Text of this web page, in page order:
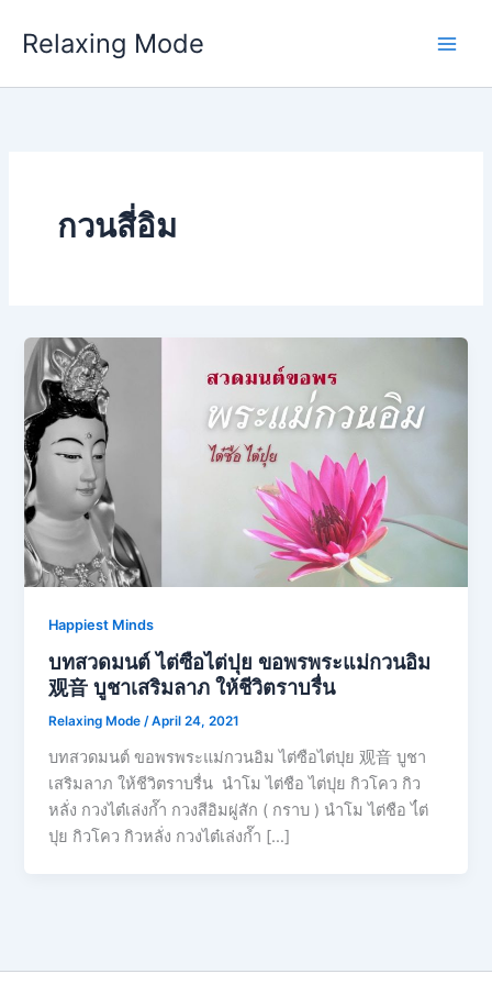
Relaxing Mode
กวนสี่อิม
Happiest Minds
บทสวดมนต์ ไต่ซือไต่ปุย ขอพรพระแม่กวนอิม
观音 บูชาเสริมลาภ ให้ชีวิตราบรื่น
Relaxing Mode/April 24, 2021
บทสวดมนต์ ขอพรพระแม่กวนอิม ไต่ซือไต่ปุย 观音 บูชา
เสริมลาภ ให้ชีวิตราบรื่น นำโม ไต่ชือ ไต่ปุย กิวโคว กิว
หลั่ง กวงไต๋เล่งก๊ำ กวงสีอิมผู่สัก ( กราบ ) นำโม ไต่ชือ ไ๋ต่
ปุย กิวโคว กิวหลั่ง กวงไต๋เล่งก๊ำ […]